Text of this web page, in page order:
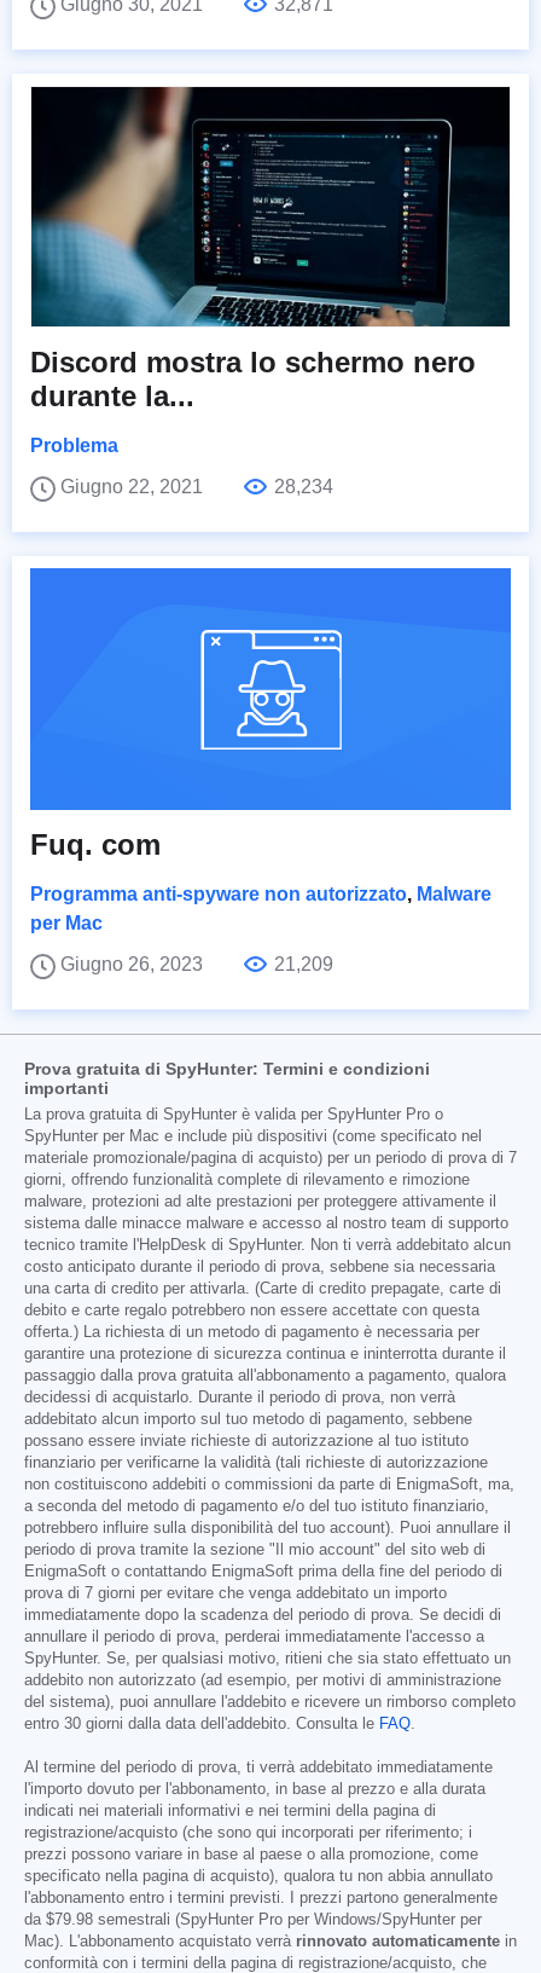
Giugno 30, 2021 32,871
Discord mostra lo schermo nero
durante la...
Problema
Giugno 22, 2021
28,234
Fuq. com
Programma anti-spyware non autorizzato, Malware
per Mac
Giugno 26, 2023
21,209
Prova gratuita di SpyHunter: Termini e condizioni
importanti
La prova gratuita di SpyHunter è valida per SpyHunter Pro o
SpyHunter per Mac e include più dispositivi (come specificato nel
materiale promozionale/pagina di acquisto) per un periodo di prova di 7
giorni, offrendo funzionalità complete di rilevamento e rimozione
malware, protezioni ad alte prestazioni per proteggere attivamente il
sistema dalle minacce malware e accesso al nostro team di supporto
tecnico tramite l'HelpDesk di SpyHunter. Non ti verrà addebitato alcun
costo anticipato durante il periodo di prova, sebbene sia necessaria
una carta di credito per attivarla. (Carte di credito prepagate, carte di
debito e carte regalo potrebbero non essere accettate con questa
offerta.) La richiesta di un metodo di pagamento è necessaria per
garantire una protezione di sicurezza continua e ininterrotta durante il
passaggio dalla prova gratuita all'abbonamento a pagamento, qualora
decidessi di acquistarlo. Durante il periodo di prova, non verrà
addebitato alcun importo sul tuo metodo di pagamento, sebbene
possano essere inviate richieste di autorizzazione al tuo istituto
finanziario per verificarne la validità (tali richieste di autorizzazione
non costituiscono addebiti o commissioni da parte di EnigmaSoft, ma,
a seconda del metodo di pagamento e/o del tuo istituto finanziario,
potrebbero influire sulla disponibilità del tuo account). Puoi annullare il
periodo di prova tramite la sezione "Il mio account" del sito web di
EnigmaSoft o contattando EnigmaSoft prima della fine del periodo di
prova di 7 giorni per evitare che venga addebitato un importo
immediatamente dopo la scadenza del periodo di prova. Se decidi di
annullare il periodo di prova, perderai immediatamente l'accesso a
SpyHunter. Se, per qualsiasi motivo, ritieni che sia stato effettuato un
addebito non autorizzato (ad esempio, per motivi di amministrazione
del sistema), puoi annullare l'addebito e ricevere un rimborso completo
entro 30 giorni dalla data dell'addebito. Consulta le FAQ.
Al termine del periodo di prova, ti verrà addebitato immediatamente
l'importo dovuto per l'abbonamento, in base al prezzo e alla durata
indicati nei materiali informativi e nei termini della pagina di
registrazione/acquisto (che sono qui incorporati per riferimento; i
prezzi possono variare in base al paese o alla promozione, come
specificato nella pagina di acquisto), qualora tu non abbia annullato
l'abbonamento entro i termini previsti. I prezzi partono generalmente
da $79.98 semestrali (SpyHunter Pro per Windows/SpyHunter per
Mac). L'abbonamento acquistato verrà rinnovato automaticamente in
conformità con i termini della pagina di registrazione/acquisto, che